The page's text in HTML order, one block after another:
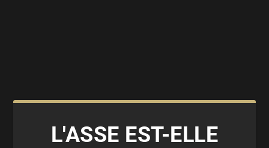
L'ASSE EST-ELLE